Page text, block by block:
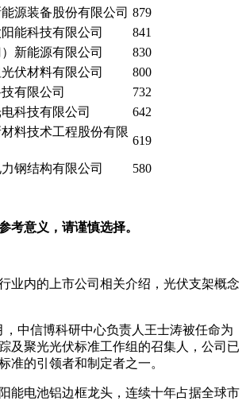
源装备股份有限公司 879
阳能科技有限公司
841
新能源有限公司
830
伏材料有限公司
800
有限公司
732
电科技有限公司 642
料技术工程股份有限
619
钢结构有限公司 580
考意义，请谨慎选择。
业内的上市公司相关介绍，光伏支架概念
，中信博科研中心负责人王士涛被任命为
及聚光光伏标准工作组的召集人，公司已
准的引领者和制定者之一。
能电池铝边框龙头，连续十年占据全球市